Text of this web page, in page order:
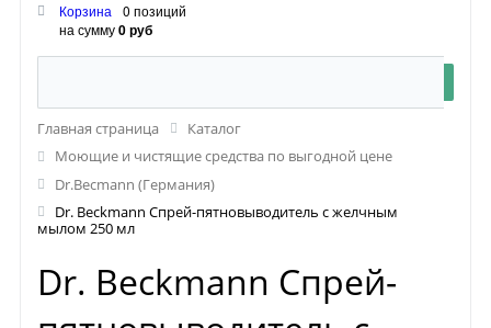
Корзина
0 позиций
на сумму0 руб
Главная страница
Каталог
Моющие и чистящие средства по выгодной цене
Dr.Becmann (Германия)
Dr. Beckmann Спрей-пятновыводитель с желчным
мылом 250 мл
Dr. Beckmann Спрей-